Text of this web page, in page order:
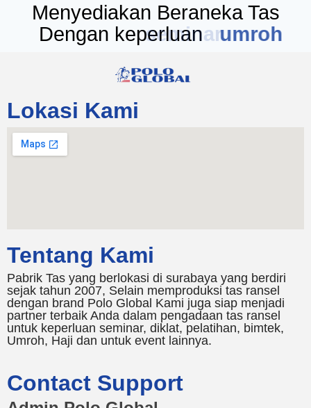
Menyediakan Beraneka Tas
Dengan keperluan seminar
Lokasi Kami
Tentang Kami
Pabrik Tas yang berlokasi di surabaya yang berdiri
sejak tahun 2007, Selain memproduksi tas ransel
dengan brand Polo Global Kami juga siap menjadi
partner terbaik Anda dalam pengadaan tas ransel
untuk keperluan seminar, diklat, pelatihan, bimtek,
Umroh, Haji dan untuk event lainnya.
Contact Support